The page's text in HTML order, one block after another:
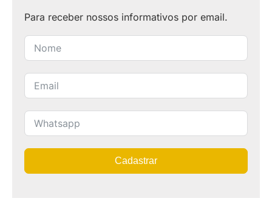
Para receber nossos informativos por email.
Cadastrar